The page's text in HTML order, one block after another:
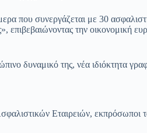
που συνεργάζεται με 30
την οικονομική
δυναμικό της, νέα ιδιόκτητα
Εταιρειών,